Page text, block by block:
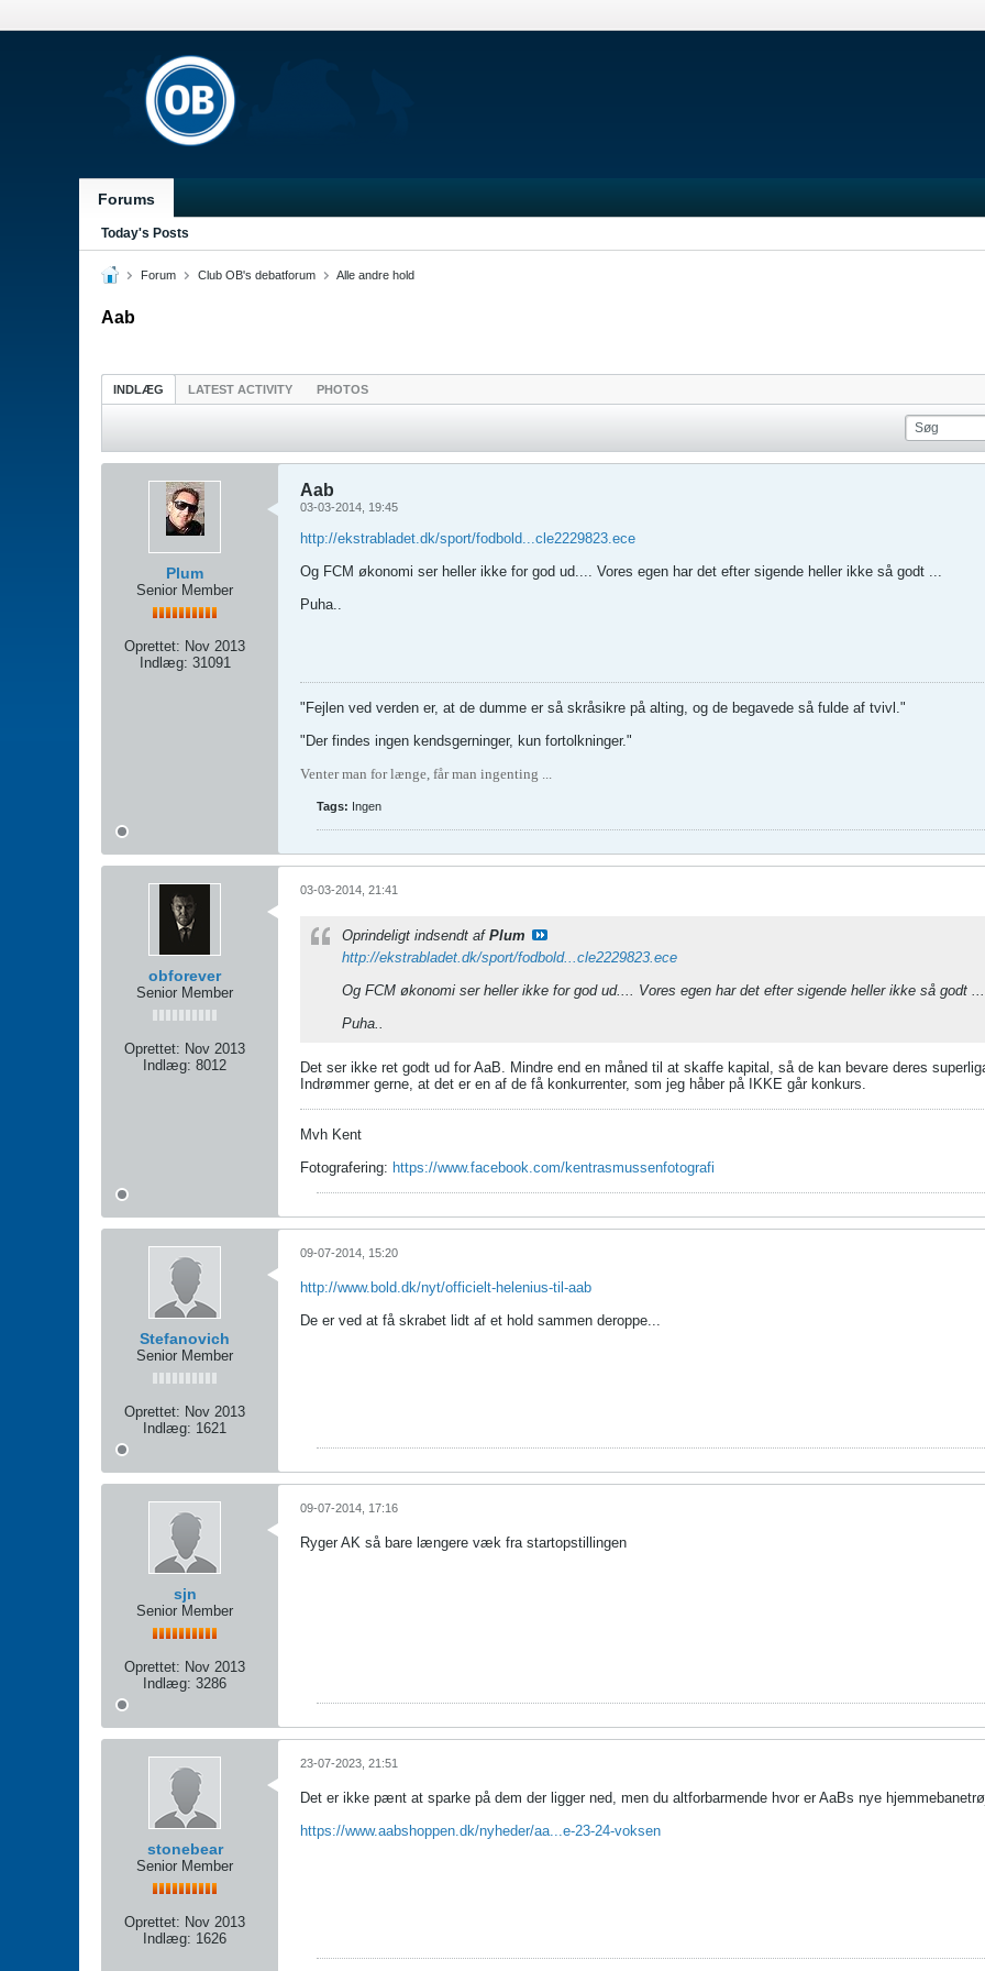
Forums
Today's Posts
Forum Club OB's debatforum Alle andre hold
Aab
INDLÆG LATEST ACTIVITY PHOTOS
Plum
Senior Member
Oprettet: Nov 2013
Indlæg: 31091
Aab
03-03-2014, 19:45
http://ekstrabladet.dk/sport/fodbold...cle2229823.ece
Og FCM økonomi ser heller ikke for god ud.... Vores egen har det efter sigende heller ikke så godt ...
Puha..
"Fejlen ved verden er, at de dumme er så skråsikre på alting, og de begavede så fulde af tvivl."
"Der findes ingen kendsgerninger, kun fortolkninger."
Venter man for længe, får man ingenting ...
Tags: Ingen
obforever
Senior Member
Oprettet: Nov 2013
Indlæg: 8012
03-03-2014, 21:41
Oprindeligt indsendt af Plum
http://ekstrabladet.dk/sport/fodbold...cle2229823.ece
Og FCM økonomi ser heller ikke for god ud.... Vores egen har det efter sigende heller ikke så godt ...
Puha..
Det ser ikke ret godt ud for AaB. Mindre end en måned til at skaffe kapital, så de kan bevare deres
Indrømmer gerne, at det er en af de få konkurrenter, som jeg håber på IKKE går konkurs.
Mvh Kent
Fotografering: https://www.facebook.com/kentrasmussenfotografi
Stefanovich
Senior Member
Oprettet: Nov 2013
Indlæg: 1621
09-07-2014, 15:20
http://www.bold.dk/nyt/officielt-helenius-til-aab
De er ved at få skrabet lidt af et hold sammen deroppe...
sjn
Senior Member
Oprettet: Nov 2013
Indlæg: 3286
09-07-2014, 17:16
Ryger AK så bare længere væk fra startopstillingen
stonebear
Senior Member
Oprettet: Nov 2013
Indlæg: 1626
23-07-2023, 21:51
Det er ikke pænt at sparke på dem der ligger ned, men du altforbarmende hvor er AaBs nye
https://www.aabshoppen.dk/nyheder/aa...e-23-24-voksen